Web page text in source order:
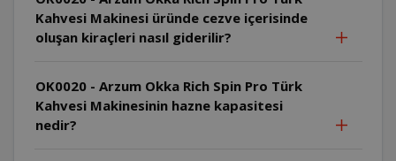
Kahvesi Makinesi üründe cezve içerisinde
oluşan kiraçleri nasıl giderilir?
OK0020 - Arzum Okka Rich Spin Pro Türk
Kahvesi Makinesinin hazne kapasitesi
nedir?